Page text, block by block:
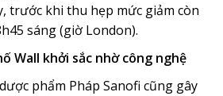
trước khi thu hẹp mức giảm còn
sáng (giờ London).
Wall khởi sắc nhờ công nghệ
phẩm Pháp Sanofi cũng gây